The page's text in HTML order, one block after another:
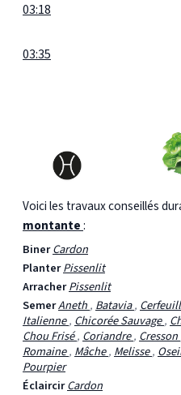
03:18
03:35
Voici les travaux conseillés
montante:
BinerCardon
PlanterPissenlit
ArracherPissenlit
SemerAneth, Batavia,
Italienne, Chicorée Sauvage,
Chou Frisé, Coriandre, Cresson
Romaine, Mâche, Melisse,
Pourpier
ÉclaircirCardon